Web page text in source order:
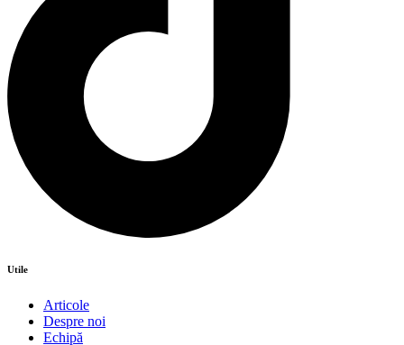
Utile
Articole
Despre noi
Echipă